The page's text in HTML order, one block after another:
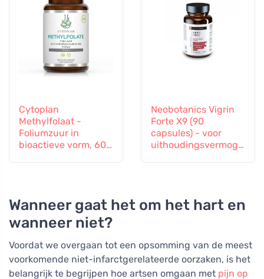
Cytoplan
Methylfolaat -
Foliumzuur in
bioactieve vorm, 60
Neobotanics Vigrin
Forte X9 (90
capsules) - voor
uithoudingsvermoge
Wanneer gaat het om het hart en
wanneer niet?
Voordat we overgaan tot een opsomming van de meest
voorkomende niet-infarctgerelateerde oorzaken, is het
belangrijk te begrijpen hoe artsen omgaan met pijn op